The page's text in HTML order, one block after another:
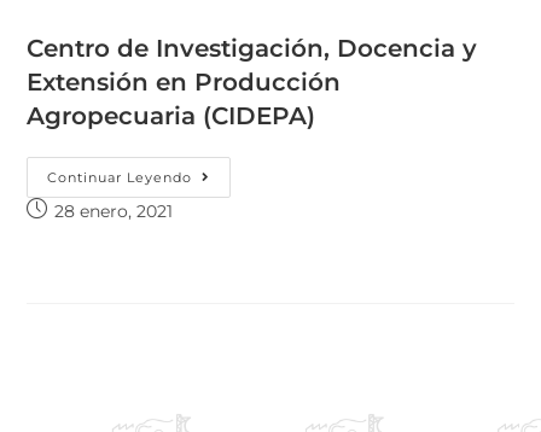
Centro de Investigación, Docencia y
Extensión en Producción
Agropecuaria (CIDEPA)
Continuar Leyendo
28 enero, 2021